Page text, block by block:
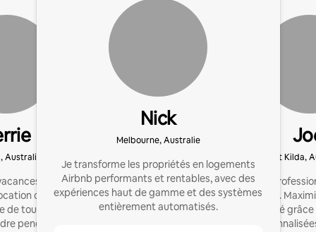
Australie
Je suis la
courte durée
de tout pour que vous
pendant que votre
Nick
Melbourne, Australie
Je transforme les propriétés en logements
Airbnb performants et rentables, avec des
expériences haut de gamme et des systèmes
entièrement automatisés.
St Kilda,
Accueil
professionnels.
votre propriété grâce